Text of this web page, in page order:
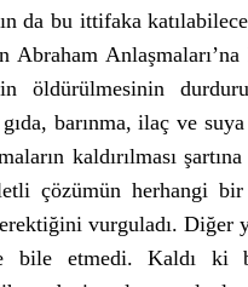
da bu ittifaka
Anlaşmaları’na
öldürülmesinin
gıda, barınma, ilaç ve
kaldırılması
çözümün herhangi bir
vurguladı. Diğer
bile etmedi. Kaldı ki